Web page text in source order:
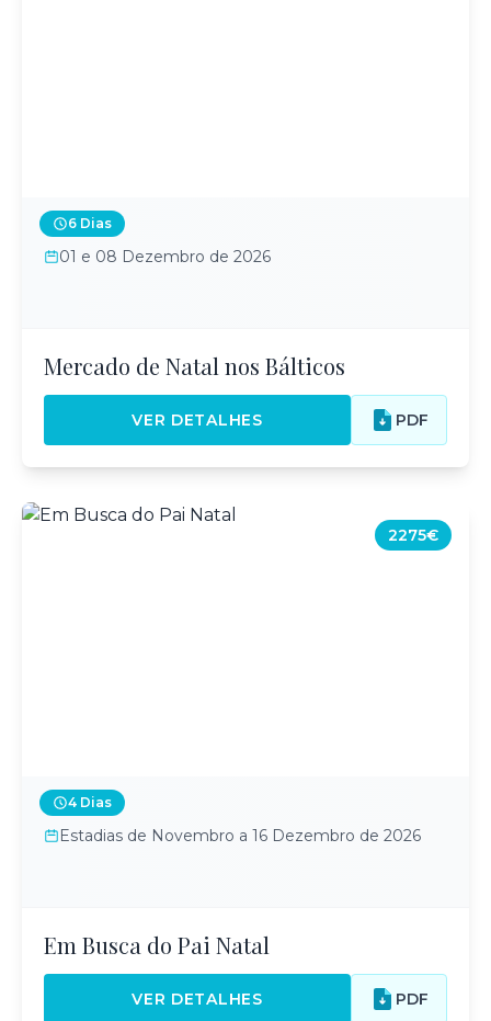
6 Dias
01 e 08 Dezembro de 2026
Mercado de Natal nos Bálticos
VER DETALHES PDF
2275€
4 Dias
Estadias de Novembro a 16 Dezembro de 2026
Em Busca do Pai Natal
VER DETALHES PDF